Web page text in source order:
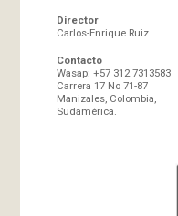
Director
Carlos-Enrique Ruiz
Contacto
Wasap: +57 312 7313583
Carrera 17 No 71-87
Manizales, Colombia,
Sudamérica.